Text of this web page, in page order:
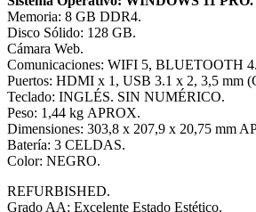
Memoria: 8 GB DDR4.
Disco Sólido: 128 GB.
Cámara Web.
Comunicaciones: WIFI 5, BLUETOOTH
Puertos: HDMI x 1, USB 3.1 x 2, 3,5 mm
Teclado: INGLÉS. SIN NUMÉRICO.
Peso: 1,44 kg APROX.
Dimensiones: 303,8 x 207,9 x 20,75 mm
Batería: 3 CELDAS.
Color: NEGRO.
REFURBISHED.
Grado AA: Excelente Estado Estético.